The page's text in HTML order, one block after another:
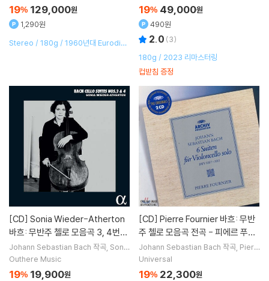
19% 129,000원
1,290원
Stereo / 180g / 1960년대 Eurodisc
P]
컵받침 증정
19% 49,000원
490원
2.0 (3)
180g / 2023 리마스터링
[CD]
바흐: 무반주 첼로 모음곡 3, 4번
(Bach: Cello Suites BWV 1009,
1010)
Johann Sebastian Bach 작곡 Sonia
Wieder-Atherton
Outhere Music
19% 19,900원
[CD]
주 첼로 모음곡 전곡 - 피에르 푸르
니에 (Bach: 6 Suites for Solo C
ello)
Johann Sebastian Bach 작곡 Pierr
e Fournier
Universal
19% 22,300원